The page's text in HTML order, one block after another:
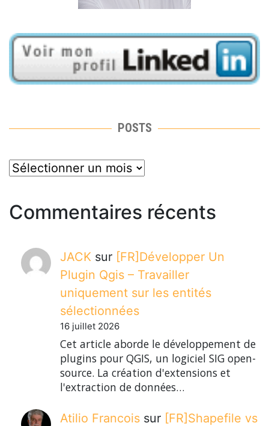
POSTS
posts
Commentaires récents
JACK sur [FR]Développer Un
Plugin Qgis – Travailler
uniquement sur les entités
sélectionnées
16 juillet 2026
Cet article aborde le développement de
plugins pour QGIS, un logiciel SIG open-
source. La création d'extensions et
l'extraction de données…
Atilio Francois sur [FR]Shapefile vs